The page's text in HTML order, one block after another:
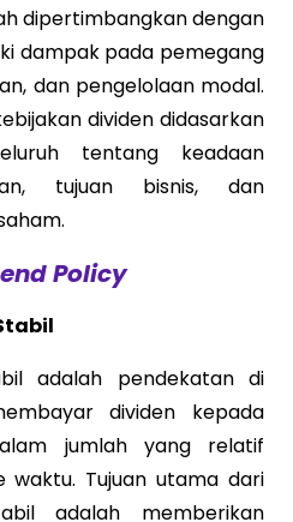
dipertimbangkan dengan
dampak pada pemegang
dan pengelolaan modal.
dividen didasarkan
tentang keadaan
tujuan bisnis, dan
Policy
adalah pendekatan di
dividen kepada
jumlah yang relatif
waktu. Tujuan utama dari
adalah memberikan